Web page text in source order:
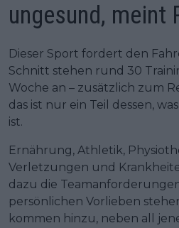
ungesund, meint
Dieser Sport fordert den
Schnitt stehen rund 30
Woche an – zusätzlich zum
das ist nur ein Teil dessen,
ist.
Ernährung, Athletik,
Verletzungen und
dazu die
persönlichen Vorlieben
kommen hinzu, neben all